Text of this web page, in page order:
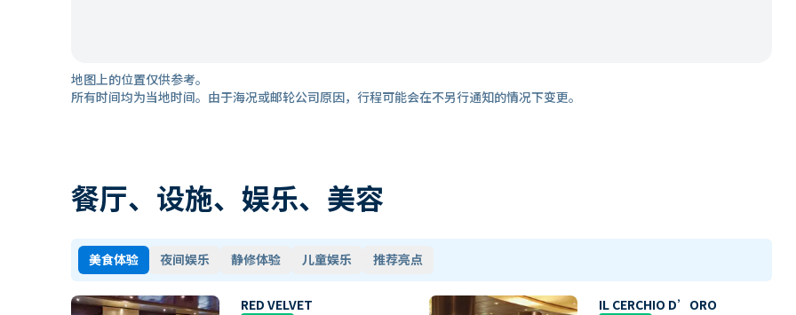
地图上的位置仅供参考。
所有时间均为当地时间。由于海况或邮轮公司原因，行程可能会在不另行通知的情况下变更。
餐厅、设施、娱乐、美容
美食体验 夜间娱乐 静修体验 儿童娱乐 推荐亮点
RED VELVET IL CERCHIO D’ORO